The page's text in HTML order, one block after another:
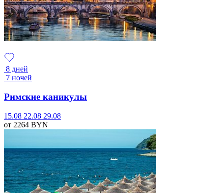
8 дней
7 ночей
Римские каникулы
15.08 22.08 29.08
от 2264 BYN